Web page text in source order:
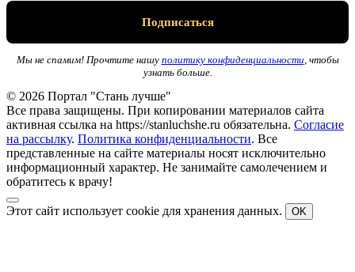
Мы не спамим! Прочтите нашу политику конфиденциальности , чтобы
узнать больше.
© 2026 Портал "Стань лучше"
Все права защищены. При копировании материалов сайта
активная ссылка на https://stanluchshe.ru обязательна. Согласие
на рассылку. Политика конфиденциальности. Все
представленные на сайте материалы носят исключительно
информационный характер. Не занимайте самолечением и
обратитесь к врачу!
Этот сайт использует cookie для хранения данных. OK